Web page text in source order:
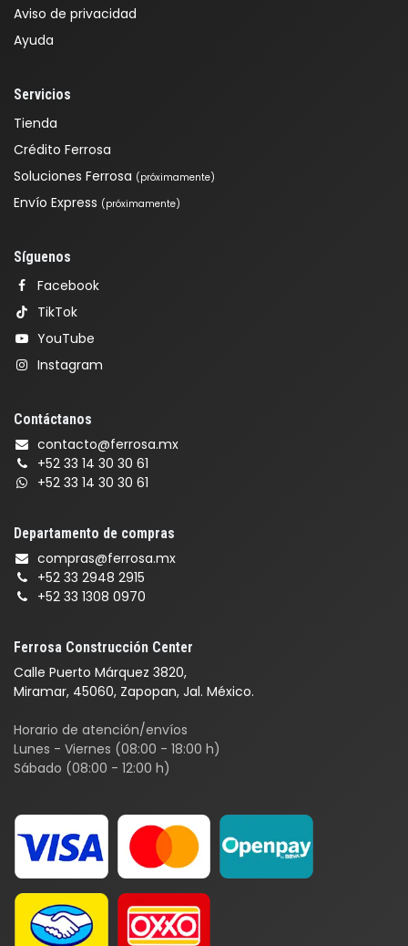
Aviso de privacidad
Ayuda
Servicios
Tienda
Crédito Ferrosa
Soluciones Ferrosa (próximamente)
Envío Express (próximamente)
Ferrosa Construcción Center
Calle Puerto Márquez 3820,
Miramar, 45060, Zapopan, Jal. México.
Horario de atención/envíos
Lunes - Viernes (08:00 - 18:00 h)
Sábado (08:00 - 12:00 h)
Síguenos
Facebook
TikTok
YouTube
Instagram
Contáctanos
contacto@ferrosa.mx
+52 33 14 30 30 61
+52 33 14 30 30 61
Departamento de compras
compras@ferrosa.mx
+52 33 2948 2915
+52 33 1308 0970